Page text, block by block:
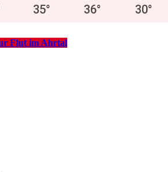
35° 36° 30°
Flut im Ahrtal